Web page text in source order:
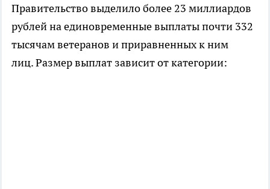
Правительство выделило более 23 миллиардов
рублей на единовременные выплаты почти 332
тысячам ветеранов и приравненных к ним
лиц. Размер выплат зависит от категории: